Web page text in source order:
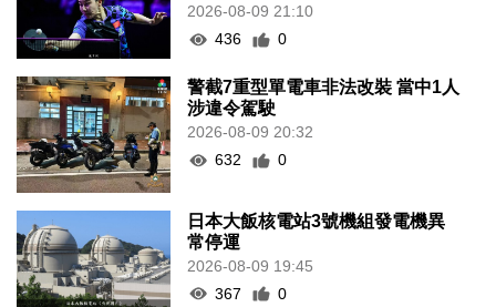
2026-08-09 21:10
436
0
警截7重型單電車非法改裝 當中1人
涉違令駕駛
2026-08-09 20:32
632
0
日本大飯核電站3號機組發電機異
常停運
2026-08-09 19:45
367
0